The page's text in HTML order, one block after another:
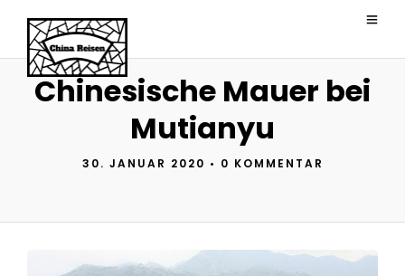
Chinesische Mauer bei
Mutianyu
30. JANUAR 2020 • 0 KOMMENTAR